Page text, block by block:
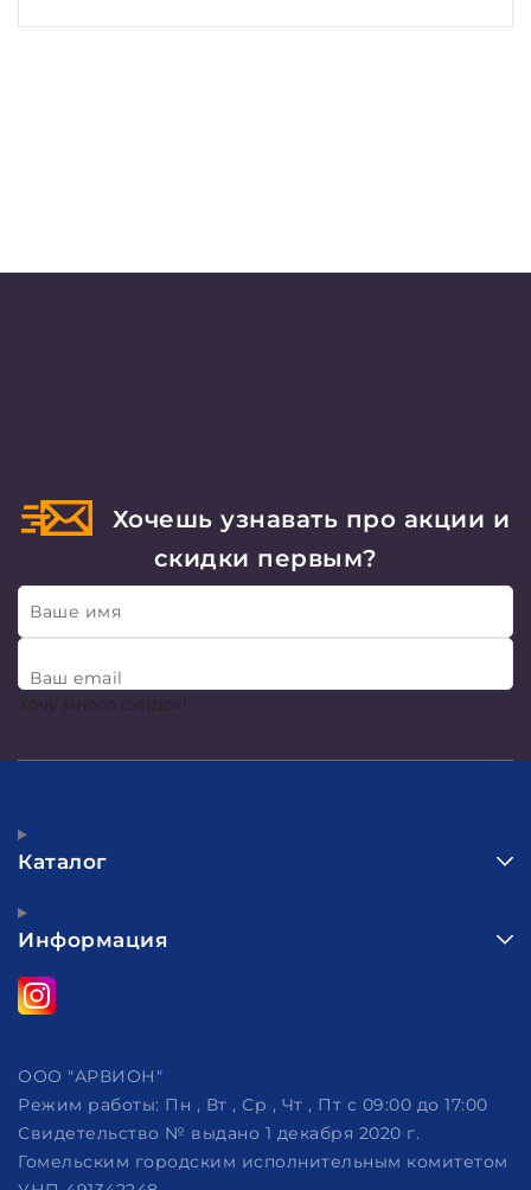
Хочешь узнавать про акции и
скидки первым?
Ваше имя
Ваш email
Хочу много скидок!
Каталог
Информация
ООО "АРВИОН"
Режим работы: Пн , Вт , Ср , Чт , Пт c 09:00 до 17:00
Свидетельство № выдано 1 декабря 2020 г.
Гомельским городским исполнительным комитетом